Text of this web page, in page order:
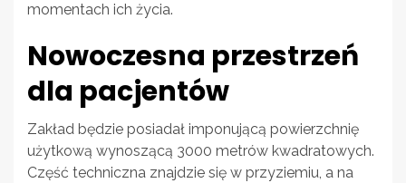
momentach ich życia.
Nowoczesna przestrzeń
dla pacjentów
Zakład będzie posiadał imponującą powierzchnię
użytkową wynoszącą 3000 metrów kwadratowych.
Część techniczna znajdzie się w przyziemiu, a na